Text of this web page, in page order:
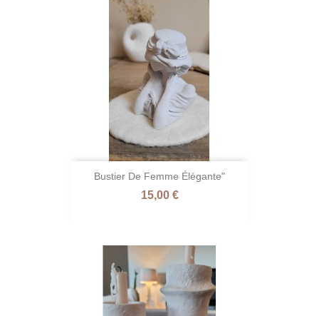
Bustier De Femme Élégante"
Prix
15,00 €